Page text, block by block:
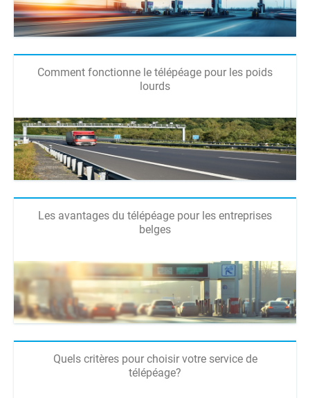
Comment fonctionne le télépéage pour les poids
lourds
Les avantages du télépéage pour les entreprises
belges
Quels critères pour choisir votre service de
télépéage?